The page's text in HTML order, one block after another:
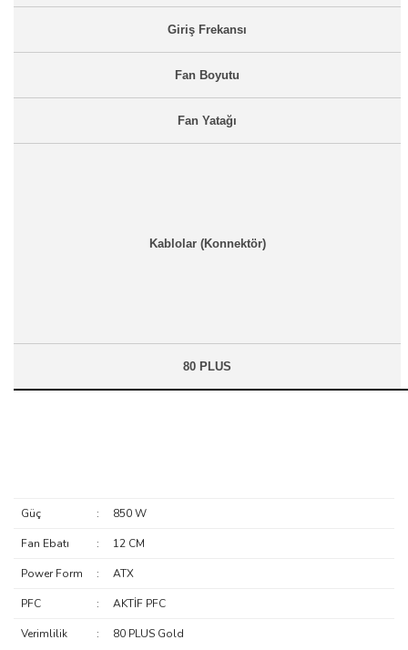
Giriş Frekansı
Fan Boyutu
Fan Yatağı
Kablolar (Konnektör)
80 PLUS
Güç : 850 W
Fan Ebatı : 12 CM
Power Form : ATX
PFC : AKTİF PFC
Verimlilik : 80 PLUS Gold